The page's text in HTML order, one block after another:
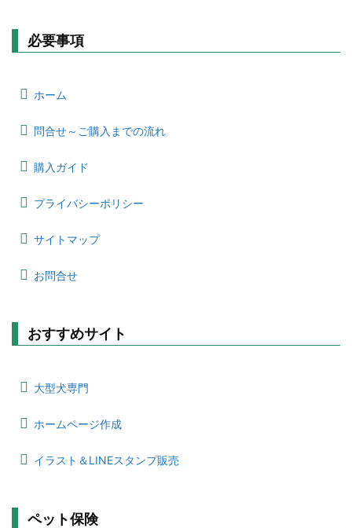
必要事項
ホーム
問合せ～ご購入までの流れ
購入ガイド
プライバシーポリシー
サイトマップ
お問合せ
おすすめサイト
大型犬専門
ホームページ作成
イラスト＆LINEスタンプ販売
ペット保険